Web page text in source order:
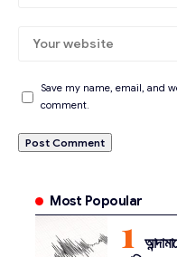
Save my name, email, and
comment.
Most Popoular